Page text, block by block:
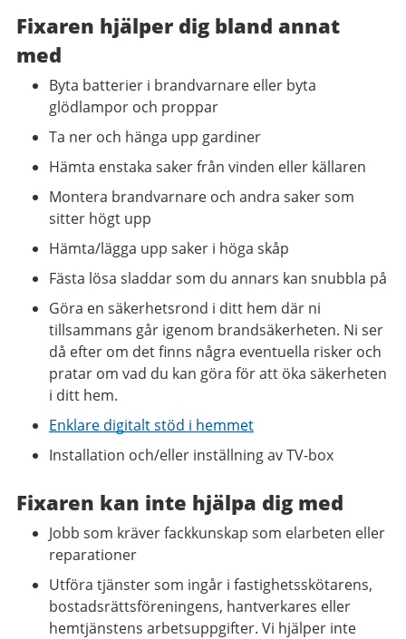
Fixaren hjälper dig bland annat
med
Byta batterier i brandvarnare eller byta
glödlampor och proppar
Ta ner och hänga upp gardiner
Hämta enstaka saker från vinden eller källaren
Montera brandvarnare och andra saker som
sitter högt upp
Hämta/lägga upp saker i höga skåp
Fästa lösa sladdar som du annars kan snubbla på
Göra en säkerhetsrond i ditt hem där ni
tillsammans går igenom brandsäkerheten. Ni ser
då efter om det finns några eventuella risker och
pratar om vad du kan göra för att öka säkerheten
i ditt hem.
Enklare digitalt stöd i hemmet
Installation och/eller inställning av TV-box
Fixaren kan inte hjälpa dig med
Jobb som kräver fackkunskap som elarbeten eller
reparationer
Utföra tjänster som ingår i fastighetsskötarens,
bostadsrättsföreningens, hantverkares eller
hemtjänstens arbetsuppgifter. Vi hjälper inte